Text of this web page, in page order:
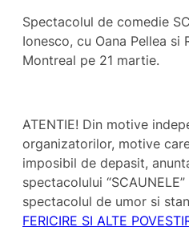
Spectacolul de comedie
Ionesco, cu Oana Pellea si
Montreal pe 21 martie.
ATENTIE! Din motive
organizatorilor, motive
imposibil de depasit,
spectacolului
spectacolul de umor si
FERICIRE SI ALTE